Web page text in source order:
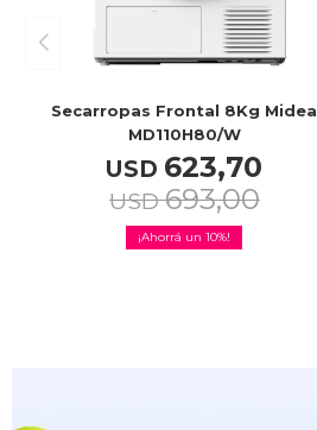
Secarropas Frontal 8Kg Midea
MD110H80/W
USD 623,70
USD 693,00
10